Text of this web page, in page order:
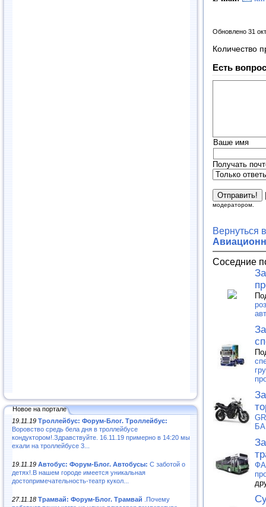
Новое на портале
19.11.19 Троллейбус: Форум-Блог. Троллейбус:
Воровство средь бела дня в троллейбусе
кондуктором!.Здравствуйте. 16.11.19 примерно в 14:20 мы
ехали на троллейбусе 3...
19.11.19 Автобус: Форум-Блог. Автобусы: С заботой о
детях!.В нашем городе имеется уникальная
достопримечательность-театр кукол...
27.11.18 Трамвай: Форум-Блог. Трамвай .Почему
Обновлено 31
Количество
Есть
Ваше имя
Получать
модератором.
Вернуться
Соседние